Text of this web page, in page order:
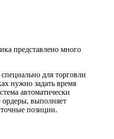
представлено много
для торговли
нужно задать время
автоматически
ордеры, выполняет
позиции.